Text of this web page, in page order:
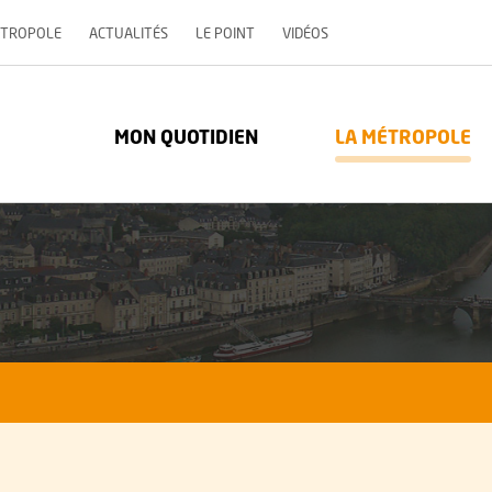
ACTUALITÉS LE POINT VIDÉOS, OUVRE UNE NOUVELLE
Métropole - Communauté urbaine : Retour à l'accueil
MON QUOTIDIEN LA MÉTROPOLE